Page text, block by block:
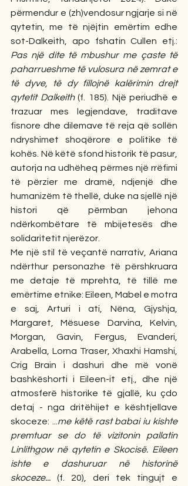
përmendur e (zh)vendosur ngjarje si në
qytetin, me të njëjtin emërtim edhe
Pas një dite të mbushur me çaste të
paharrueshme të vulosura në zemrat e
të dyve, të dy fillojnë kalërimin drejt
qytetit Dalkeith (f. 185). Një periudhë e
trazuar mes legjendave, traditave
fisnore dhe dilemave të reja që sollën
ndryshimet shoqërore e politike të
kohës. Në këtë sfond historik të pasur,
autorja na udhëheq përmes një rrëfimi
të përzier me dramë, ndjenjë dhe
humanizëm të thellë, duke na sjellë një
histori që përmban jehona
ndërkombëtare të mbijetesës dhe
solidaritetit njerëzor.
Me një stil të veçantë narrativ, Ariana
ndërthur personazhe të përshkruara
me detaje të mprehta, të tillë me
emërtime etnike: Eileen, Mabel e motra
e saj, Arturi i ati, Nëna, Gjyshja,
Margaret, Mësuese Darvina, Kelvin,
Morgan, Gavin, Fergus, Evanderi,
Arabella, Lorna Traser, Xhaxhi Hamshi,
Crig Brain i dashuri dhe më vonë
bashkëshorti i Eileen-it etj., dhe një
atmosferë historike të gjallë, ku çdo
detaj - nga dritëhijet e kështjellave
skoceze: ... me këtë rast babai iu kishte
premtuar se do të vizitonin pallatin
Linlithgow në qytetin e Skocisë. Eileen
ishte e dashuruar në historinë
skoceze... (f. 20), deri tek tingujt e